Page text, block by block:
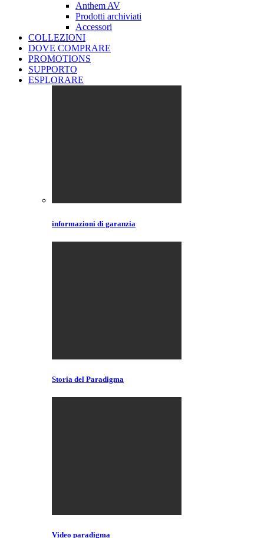
Anthem AV
Prodotti archiviati
Accessori
COLLEZIONI
DOVE COMPRARE
PROMOTIONS
SUPPORTO
ESPLORARE
informazioni di garanzia
Storia del Paradigma
Video paradigma